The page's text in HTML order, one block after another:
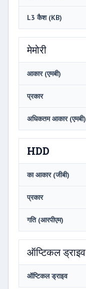
L3 कैश (KB)
मेमोरी
आकार (एमबी)
प्रकार
अधिकतम आकार (एमबी)
HDD
का आकार (जीबी)
प्रकार
गति (आरपीएम)
ऑप्टिकल ड्राइव
ऑप्टिकल ड्राइव